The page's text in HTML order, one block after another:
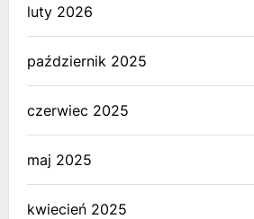
luty 2026
październik 2025
czerwiec 2025
maj 2025
kwiecień 2025